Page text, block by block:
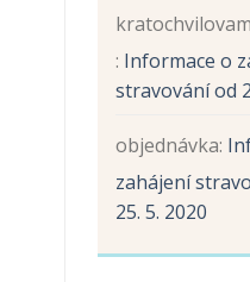
: Informace o
stravování od
objednávka:
zahájení
25. 5. 2020